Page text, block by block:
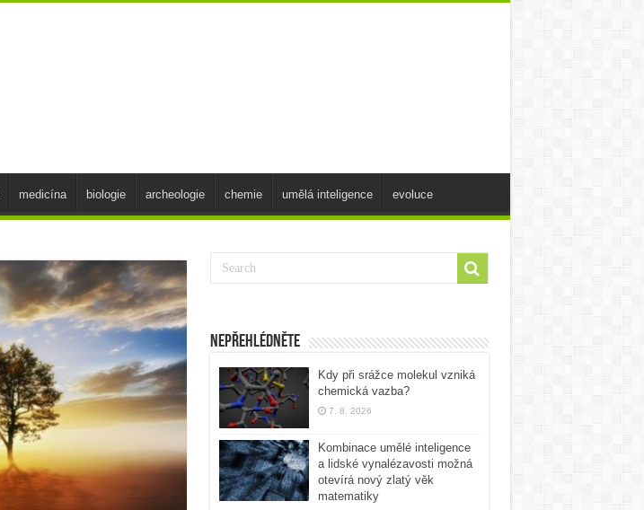
medicína biologie archeologie chemie umělá inteligence evoluce
Nepřehlédněte
Kdy při srážce molekul vzniká
chemická vazba?
7. 8. 2026
Kombinace umělé inteligence
a lidské vynalézavosti možná
otevírá nový zlatý věk
matematiky